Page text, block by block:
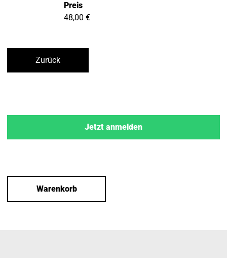
Preis
48,00 €
Zurück
Jetzt anmelden
Warenkorb